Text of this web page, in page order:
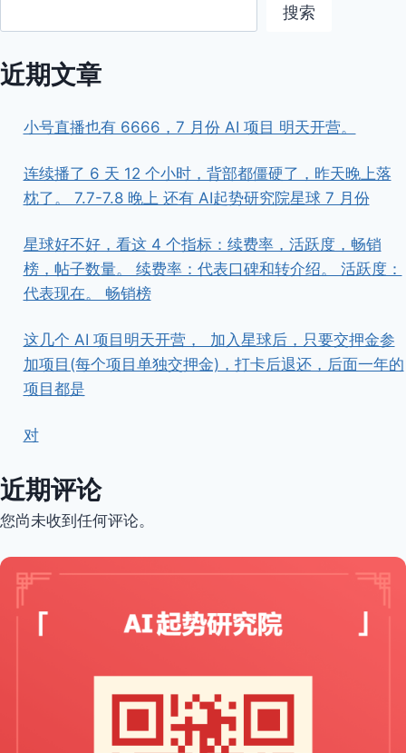
搜索
近期文章
小号直播也有 6666，7 月份 AI 项目 明天开营。
连续播了 6 天 12 个小时，背部都僵硬了，昨天晚上落
枕了。 7.7-7.8 晚上 还有 AI起势研究院星球 7 月份
星球好不好，看这 4 个指标：续费率，活跃度，畅销
榜，帖子数量。 续费率：代表口碑和转介绍。 活跃度：
代表现在。 畅销榜
这几个 AI 项目明天开营， ​ ​加入星球后，只要交押金参
加项目(每个项目单独交押金)，打卡后退还，后面一年的
项目都是
对
近期评论
您尚未收到任何评论。